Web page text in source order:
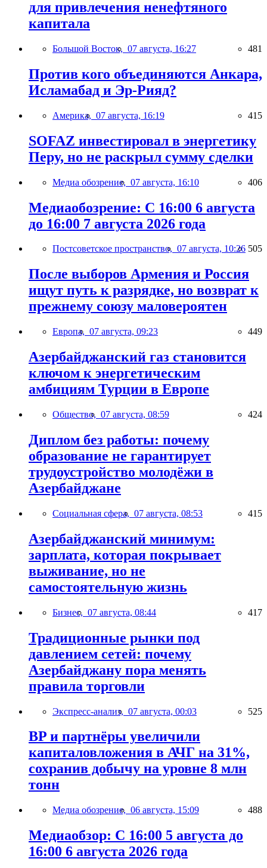
для привлечения ненефтяного
капитала
Большой Восток, 07 августа, 16:27 481
Против кого объединяются Анкара,
Исламабад и Эр-Рияд?
Америка, 07 августа, 16:19 415
SOFAZ инвестировал в энергетику
Перу, но не раскрыл сумму сделки
Медиа обозрение, 07 августа, 16:10 406
Медиаобозрение: С 16:00 6 августа
до 16:00 7 августа 2026 года
Постсоветское пространство, 07 августа, 10:26 505
После выборов Армения и Россия
ищут путь к разрядке, но возврат к
прежнему союзу маловероятен
Европа, 07 августа, 09:23 449
Азербайджанский газ становится
ключом к энергетическим
амбициям Турции в Европе
Общество, 07 августа, 08:59 424
Диплом без работы: почему
образование не гарантирует
трудоустройство молодёжи в
Азербайджане
Социальная сфера, 07 августа, 08:53 415
Азербайджанский минимум:
зарплата, которая покрывает
выживание, но не
самостоятельную жизнь
Бизнес, 07 августа, 08:44 417
Традиционные рынки под
давлением сетей: почему
Азербайджану пора менять
правила торговли
Экспресс-анализ, 07 августа, 00:03 525
BP и партнёры увеличили
капиталовложения в АЧГ на 31%,
сохранив добычу на уровне 8 млн
тонн
Медиа обозрение, 06 августа, 15:09 488
Медиаобзор: С 16:00 5 августа до
16:00 6 августа 2026 года